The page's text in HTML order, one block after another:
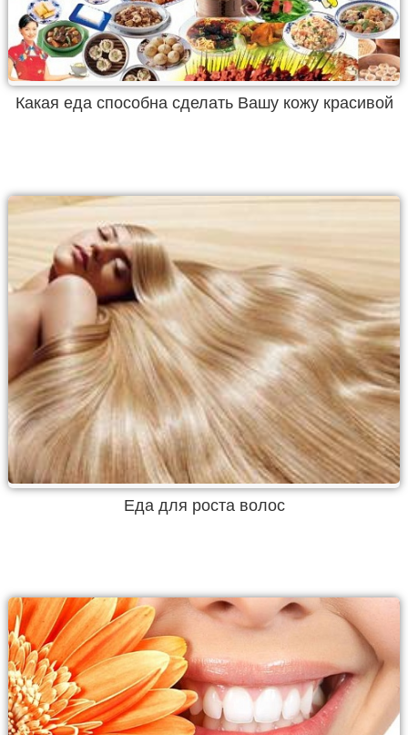
Какая еда способна сделать Вашу кожу красивой
Еда для роста волос